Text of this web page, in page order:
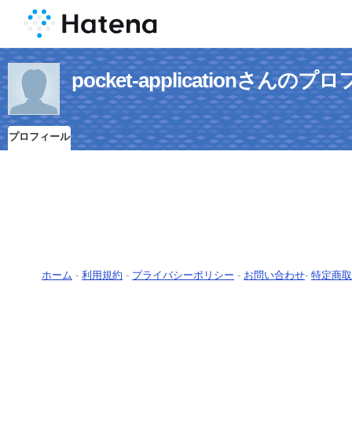
pocket-applicationさんのプロ
プロフィール
ホーム - 利用規約 - プライバシーポリシー - お問い合わせ- 特定商